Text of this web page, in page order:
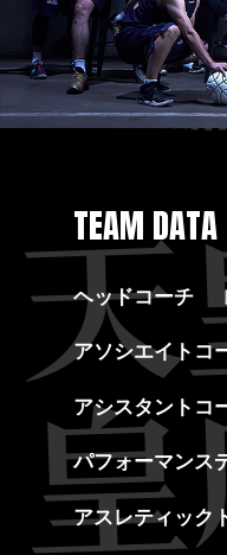
TEAM DATA
ヘッドコーチ
アソシエイトコ
アシスタントコ
パフォーマンス
アスレティック